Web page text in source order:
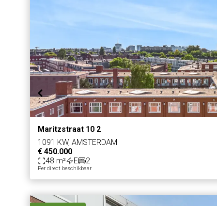
Maritzstraat 10 2
1091 KW, AMSTERDAM
€ 450.000
48 m²
E 2
Per direct beschikbaar